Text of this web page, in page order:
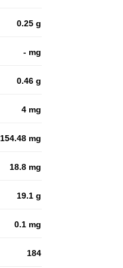
0.25 g
- mg
0.46 g
4 mg
154.48 mg
18.8 mg
19.1 g
0.1 mg
184